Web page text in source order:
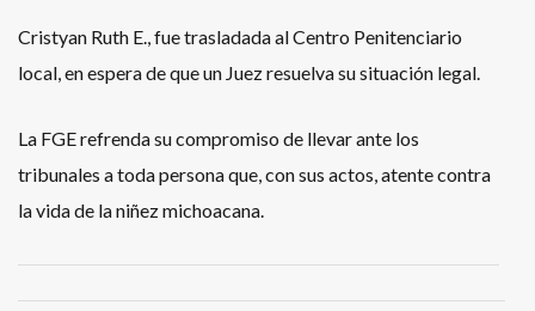
Cristyan Ruth E., fue trasladada al Centro Penitenciario
local, en espera de que un Juez resuelva su situación legal.
La FGE refrenda su compromiso de llevar ante los
tribunales a toda persona que, con sus actos, atente contra
la vida de la niñez michoacana.